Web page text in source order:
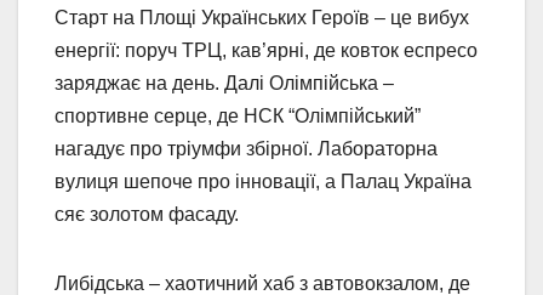
Старт на Площі Українських Героїв – це вибух
енергії: поруч ТРЦ, кав’ярні, де ковток еспресо
заряджає на день. Далі Олімпійська –
спортивне серце, де НСК “Олімпійський”
нагадує про тріумфи збірної. Лабораторна
вулиця шепоче про інновації, а Палац Україна
сяє золотом фасаду.
Либідська – хаотичний хаб з автовокзалом, де